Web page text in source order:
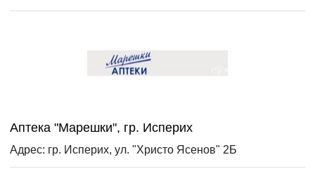
Аптека "Марешки", гр. Исперих
Адрес: гр. Исперих, ул. "Христо Ясенов" 2Б